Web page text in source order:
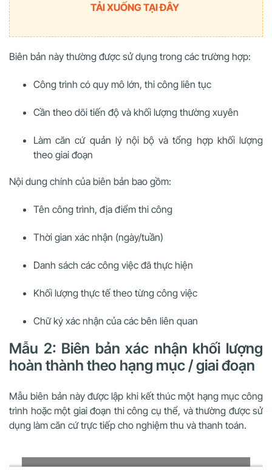
TẢI XUỐNG TẠI ĐÂY
Biên bản này thường được sử dụng trong các trường hợp:
Công trình có quy mô lớn, thi công liên tục
Cần theo dõi tiến độ và khối lượng thường xuyên
Làm căn cứ quản lý nội bộ và tổng hợp khối lượng
theo giai đoạn
Nội dung chính của biên bản bao gồm:
Tên công trình, địa điểm thi công
Thời gian xác nhận (ngày/tuần)
Danh sách các công việc đã thực hiện
Khối lượng thực tế theo từng công việc
Chữ ký xác nhận của các bên liên quan
Mẫu 2: Biên bản xác nhận khối lượng
hoàn thành theo hạng mục / giai đoạn
Mẫu biên bản này được lập khi kết thúc một hạng mục công
trình hoặc một giai đoạn thi công cụ thể, và thường được sử
dụng làm căn cứ trực tiếp cho nghiệm thu và thanh toán.